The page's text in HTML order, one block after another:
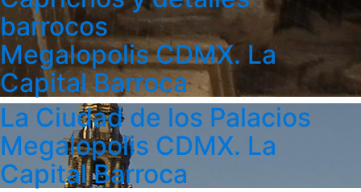
barrocos
Megalopolis CDMX. La
Capital Barroca
La Ciudad de los Palacios
Megalopolis CDMX. La
Capital Barroca